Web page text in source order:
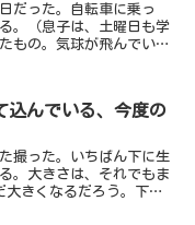
だった。自転車に乗っ
。（息子は、土曜日も学
もの。気球が飛んでいた
込んでいる、今度の
撮った。いちばん下に生
。大きさは、それでもま
大きくなるだろう。下の